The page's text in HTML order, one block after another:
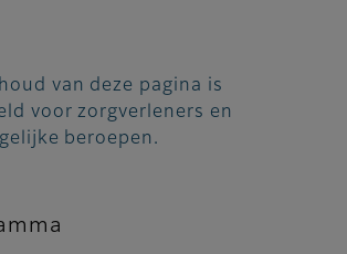
van deze pagina is
voor zorgverleners en
beroepen.